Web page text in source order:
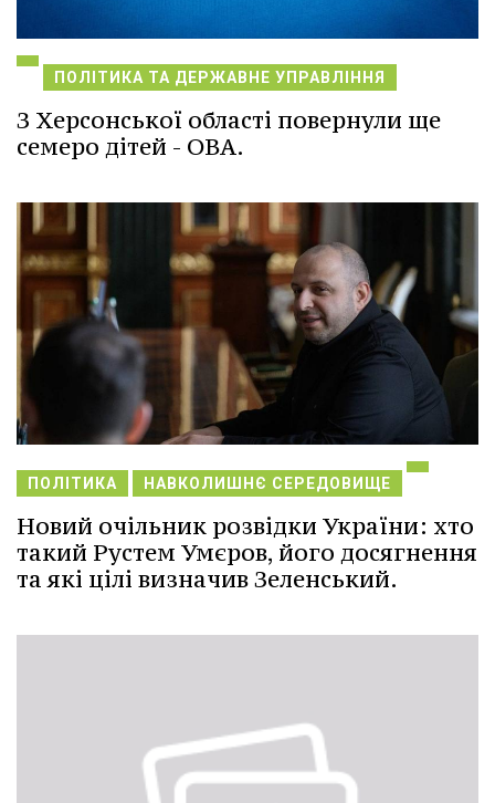
ПОЛІТИКА ТА ДЕРЖАВНЕ УПРАВЛІННЯ
З Херсонської області повернули ще
семеро дітей - ОВА.
ПОЛІТИКА НАВКОЛИШНЄ СЕРЕДОВИЩЕ
Новий очільник розвідки України: хто
такий Рустем Умєров, його досягнення
та які цілі визначив Зеленський.